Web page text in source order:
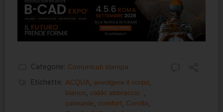
Categorie: Comunicati stampa
Etichette: ACQUA avvolgere il corpo
bianco
caldo abbraccio .​
calmante
comfort Corolla